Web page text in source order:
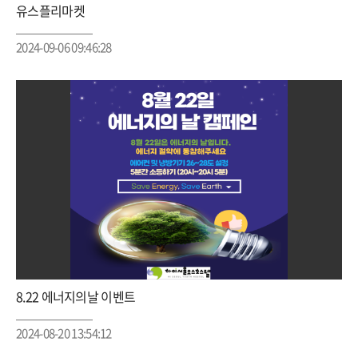
유스플리마켓
2024-09-06 09:46:28
8.22 에너지의날 이벤트
2024-08-20 13:54:12